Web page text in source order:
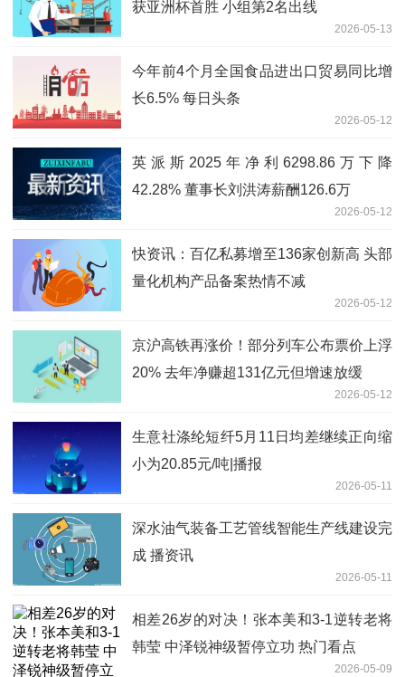
获亚洲杯首胜 小组第2名出线
2026-05-13
今年前4个月全国食品进出口贸易同比增
长6.5% 每日头条
2026-05-12
英派斯2025年净利6298.86万下降
42.28% 董事长刘洪涛薪酬126.6万
2026-05-12
快资讯：百亿私募增至136家创新高 头部
量化机构产品备案热情不减
2026-05-12
京沪高铁再涨价！部分列车公布票价上浮
20% 去年净赚超131亿元但增速放缓
2026-05-12
生意社涤纶短纤5月11日均差继续正向缩
小为20.85元/吨|播报
2026-05-11
深水油气装备工艺管线智能生产线建设完
成 播资讯
2026-05-11
相差26岁的对决！张本美和3-1逆转老将
韩莹 中泽锐神级暂停立功 热门看点
2026-05-09